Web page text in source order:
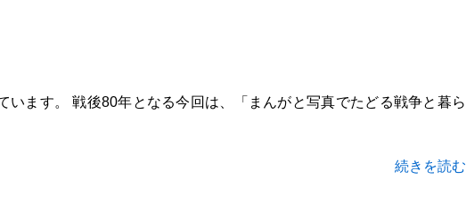
ます。 戦後80年となる今回は、「まんがと写真でたどる戦争と暮ら
続きを読む